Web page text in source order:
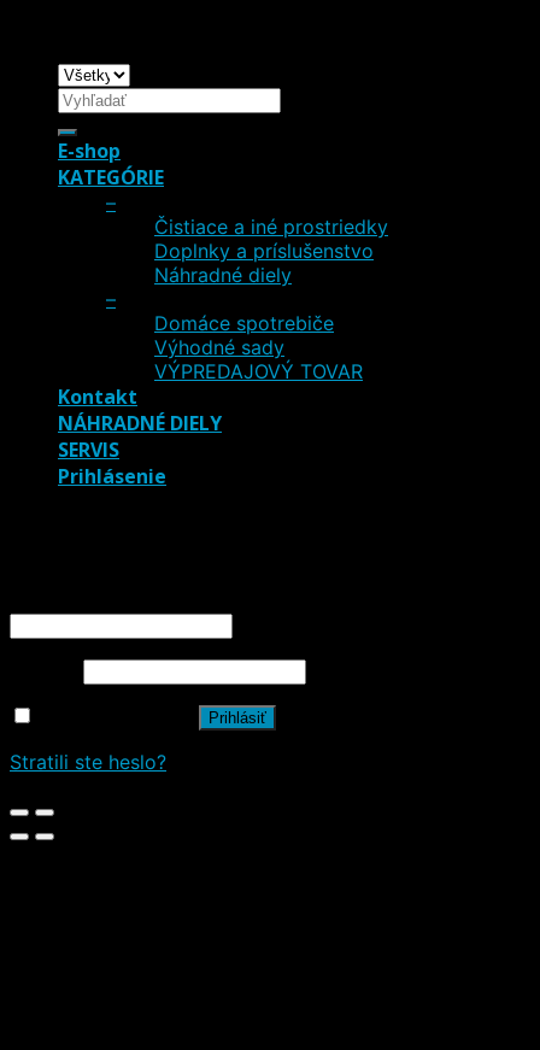
Hľadať:
E-shop
KATEGÓRIE
–
Čistiace a iné prostriedky
Doplnky a príslušenstvo
Náhradné diely
–
Domáce spotrebiče
Výhodné sady
VÝPREDAJOVÝ TOVAR
Kontakt
NÁHRADNÉ DIELY
SERVIS
Prihlásenie
Prihlásiť
Stratili ste heslo?